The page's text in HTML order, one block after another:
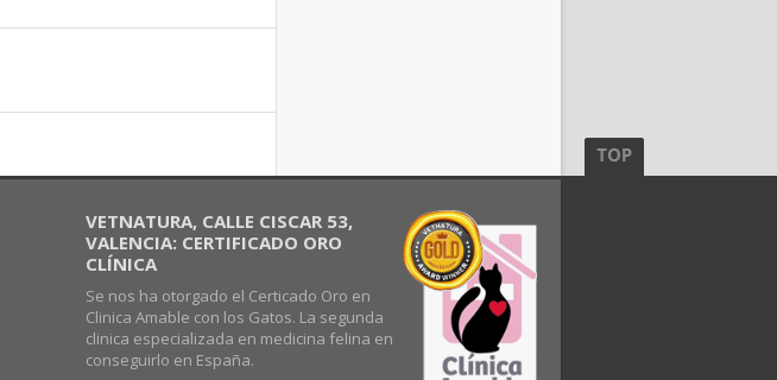
VETNATURA, CALLE CISCAR 53,
VALENCIA: CERTIFICADO ORO
CLÍNICA
Se nos ha otorgado el Certicado Oro en
Clinica Amable con los Gatos. La segunda
clinica especializada en medicina felina en
conseguirlo en España.